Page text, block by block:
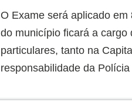
O Exame será aplicado
do município ficará a cargo
particulares, tanto na
responsabilidade da Polícia